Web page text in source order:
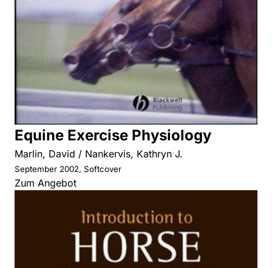
Equine Exercise Physiology
Marlin, David / Nankervis, Kathryn J.
September 2002, Softcover
Zum Angebot